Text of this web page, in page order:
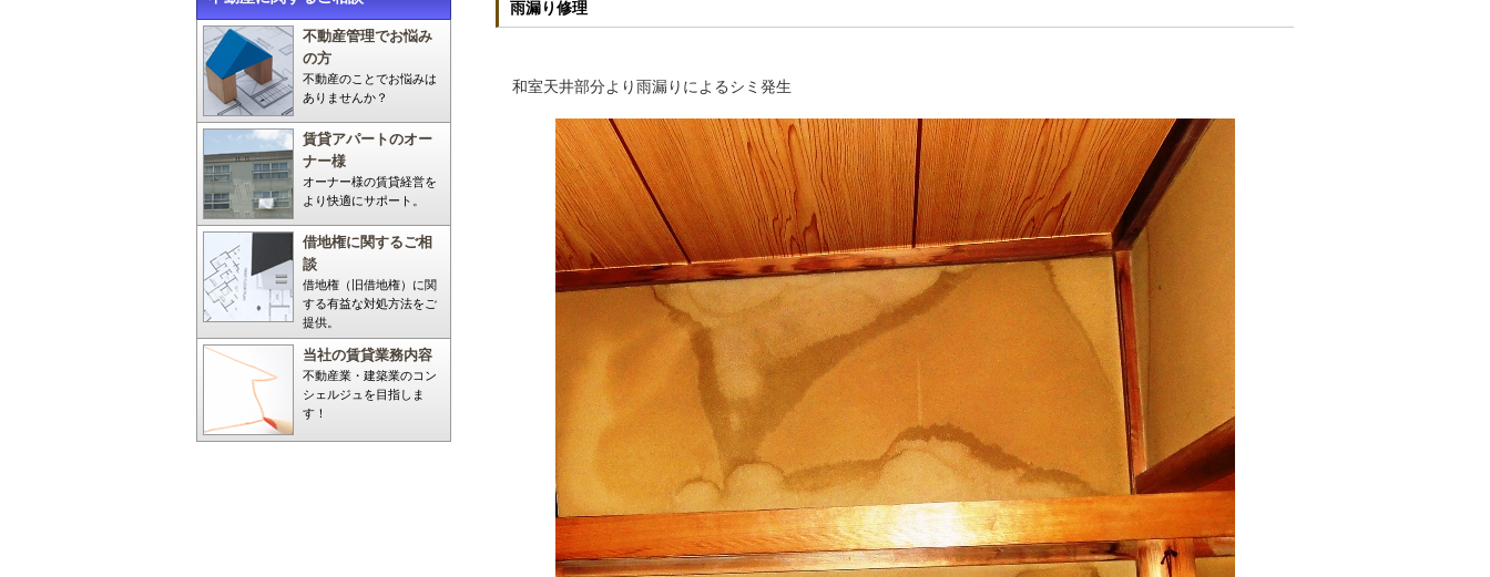
雨漏り修理
和室天井部分より雨漏りによるシミ発生
不動産管理でお悩み
の方
不動産のことでお悩みは
ありませんか？
賃貸アパートのオー
ナー様
オーナー様の賃貸経営を
より快適にサポート。
借地権に関するご相
談
借地権（旧借地権）に関
する有益な対処方法をご
提供。
当社の賃貸業務内容
不動産業・建築業のコン
シェルジュを目指しま
す！